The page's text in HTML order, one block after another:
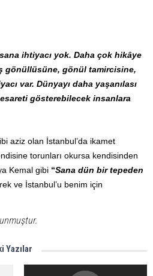
ihtiyacı yok. Daha çok hikâye
gönüllüsüne, gönül tamircisine,
var. Dünyayı daha yaşanılası
gösterebilecek insanlara
aziz olan İstanbul’da ikamet
torunları okursa kendisinden
Kemal gibi “Sana dün bir tepeden
ve İstanbul’u benim için
Yazılar